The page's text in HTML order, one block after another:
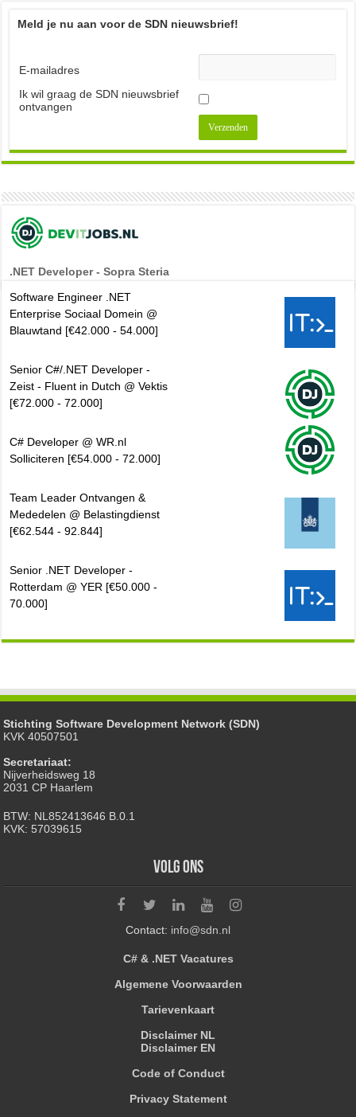
Meld je nu aan voor de SDN nieuwsbrief!
E-mailadres
Ik wil graag de SDN nieuwsbrief
ontvangen
.NET Developer - Sopra Steria
Software Engineer .NET
Enterprise Sociaal Domein @
Blauwtand [€42.000 - 54.000]
Senior C#/.NET Developer -
Zeist - Fluent in Dutch @ Vektis
[€72.000 - 72.000]
C# Developer @ WR.nl
Solliciteren [€54.000 - 72.000]
Team Leader Ontvangen &
Mededelen @ Belastingdienst
[€62.544 - 92.844]
Senior .NET Developer -
Rotterdam @ YER [€50.000 -
70.000]
Stichting Software Development Network (SDN)
KVK 40507501
Secretariaat:
Nijverheidsweg 18
2031 CP Haarlem
BTW: NL852413646 B.0.1
KVK: 57039615
Volg ons
Contact: info@sdn.nl
C# & .NET Vacatures
Algemene Voorwaarden
Tarievenkaart
Disclaimer NL
Disclaimer EN
Code of Conduct
Privacy Statement